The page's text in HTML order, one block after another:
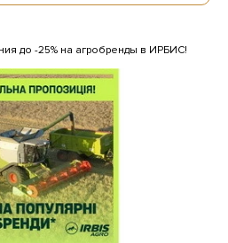
до -25% на агробренды в ИРБИС!